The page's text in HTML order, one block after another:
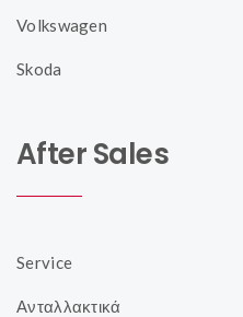
Volkswagen
Skoda
After Sales
Service
Ανταλλακτικά